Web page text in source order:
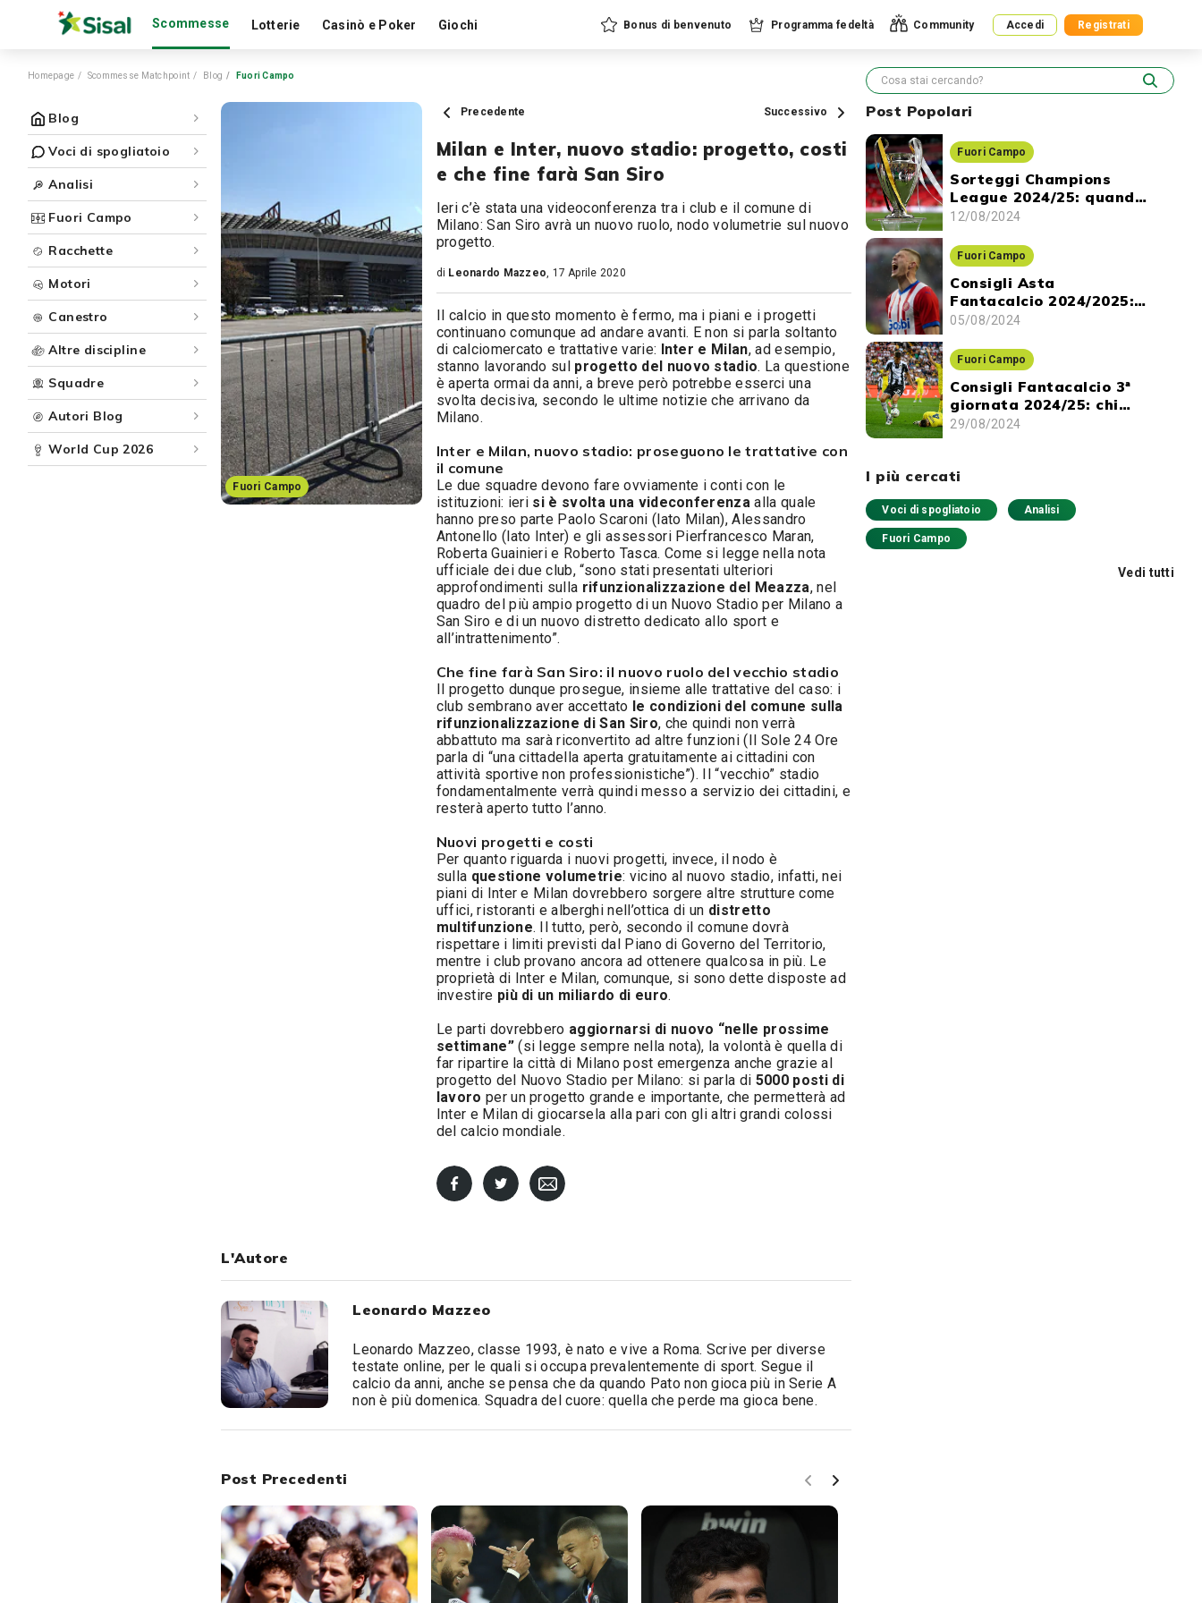
Scommesse Lotterie Casinò e Poker Giochi Bonus di benvenuto Programma fedeltà Community Accedi Registrati
Homepage Scommesse Matchpoint Blog Fuori Campo
Blog
Voci di spogliatoio
Analisi
Fuori Campo
Racchette
Motori
Canestro
Altre discipline
Squadre
Autori Blog
World Cup 2026
Fuori Campo
Precedente Successivo
Milan e Inter, nuovo stadio: progetto, costi
e che fine farà San Siro
Ieri c’è stata una videoconferenza tra i club e il comune di
Milano: San Siro avrà un nuovo ruolo, nodo volumetrie sul nuovo
progetto.
di Leonardo Mazzeo, 17 Aprile 2020
Il calcio in questo momento è fermo, ma i piani e i progetti
continuano comunque ad andare avanti. E non si parla soltanto
di calciomercato e trattative varie: Inter e Milan, ad esempio,
stanno lavorando sul progetto del nuovo stadio. La questione
è aperta ormai da anni, a breve però potrebbe esserci una
svolta decisiva, secondo le ultime notizie che arrivano da
Milano.
Inter e Milan, nuovo stadio: proseguono le trattative con
il comune
Le due squadre devono fare ovviamente i conti con le
istituzioni: ieri si è svolta una videconferenza alla quale
hanno preso parte Paolo Scaroni (lato Milan), Alessandro
Antonello (lato Inter) e gli assessori Pierfrancesco Maran,
Roberta Guainieri e Roberto Tasca. Come si legge nella nota
ufficiale dei due club, “sono stati presentati ulteriori
approfondimenti sulla rifunzionalizzazione del Meazza, nel
quadro del più ampio progetto di un Nuovo Stadio per Milano a
San Siro e di un nuovo distretto dedicato allo sport e
all’intrattenimento”.
Che fine farà San Siro: il nuovo ruolo del vecchio stadio
Il progetto dunque prosegue, insieme alle trattative del caso: i
club sembrano aver accettato le condizioni del comune sulla
rifunzionalizzazione di San Siro, che quindi non verrà
abbattuto ma sarà riconvertito ad altre funzioni (Il Sole 24 Ore
parla di “una cittadella aperta gratuitamente ai cittadini con
attività sportive non professionistiche”). Il “vecchio” stadio
fondamentalmente verrà quindi messo a servizio dei cittadini, e
resterà aperto tutto l’anno.
Nuovi progetti e costi
Per quanto riguarda i nuovi progetti, invece, il nodo è
sulla questione volumetrie: vicino al nuovo stadio, infatti, nei
piani di Inter e Milan dovrebbero sorgere altre strutture come
uffici, ristoranti e alberghi nell’ottica di un distretto
multifunzione. Il tutto, però, secondo il comune dovrà
rispettare i limiti previsti dal Piano di Governo del Territorio,
mentre i club provano ancora ad ottenere qualcosa in più. Le
proprietà di Inter e Milan, comunque, si sono dette disposte ad
investire più di un miliardo di euro.
Le parti dovrebbero aggiornarsi di nuovo “nelle prossime
settimane”(si legge sempre nella nota), la volontà è quella di
far ripartire la città di Milano post emergenza anche grazie al
progetto del Nuovo Stadio per Milano: si parla di 5000 posti di
lavoro per un progetto grande e importante, che permetterà ad
Inter e Milan di giocarsela alla pari con gli altri grandi colossi
del calcio mondiale.
L'Autore
Leonardo Mazzeo
Leonardo Mazzeo, classe 1993, è nato e vive a Roma. Scrive per diverse
testate online, per le quali si occupa prevalentemente di sport. Segue il
calcio da anni, anche se pensa che da quando Pato non gioca più in Serie A
non è più domenica. Squadra del cuore: quella che perde ma gioca bene.
Post Popolari
Fuori Campo
Sorteggi Champions
League 2024/25: quando
ci sono e dove vederli
12/08/2024
Fuori Campo
Consigli Asta
Fantacalcio 2024/2025:
gli attaccanti da
05/08/2024
Fuori Campo
Consigli Fantacalcio 3ª
giornata 2024/25: chi
schierare e chi evitare
29/08/2024
I più cercati
Voci di spogliatoio Analisi
Fuori Campo
Vedi tutti
Post Precedenti